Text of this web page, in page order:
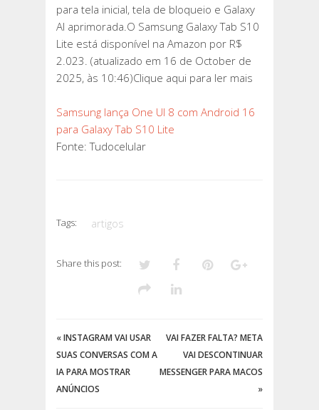
para tela inicial, tela de bloqueio e Galaxy
AI aprimorada.O Samsung Galaxy Tab S10
Lite está disponível na Amazon por R$
2.023. (atualizado em 16 de October de
2025, às 10:46)Clique aqui para ler mais
Samsung lança One UI 8 com Android 16
para Galaxy Tab S10 Lite
Fonte: Tudocelular
Tags: artigos
Share this post:
«INSTAGRAM VAI USAR
SUAS CONVERSAS COM A
IA PARA MOSTRAR
ANÚNCIOS
VAI FAZER FALTA? META
VAI DESCONTINUAR
MESSENGER PARA MACOS
»